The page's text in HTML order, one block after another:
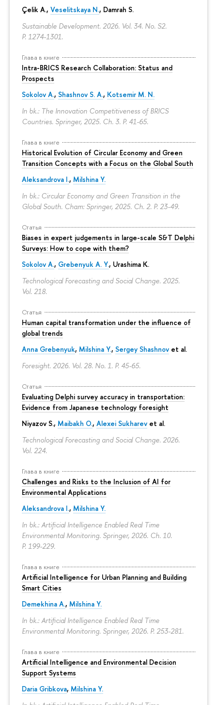
Çelik A., Veselitskaya N., Damrah S.
Sustainable Development. 2026. Vol. 34. No. S2.
P. 1274-1301.
Глава в книге
Intra-BRICS Research Collaboration: Status and
Prospects
Sokolov A., Shashnov S. A., Kotsemir M. N.
In bk.: The Innovation Competitiveness of BRICS
Countries. Springer, 2025. Ch. 3. P. 41-65.
Глава в книге
Historical Evolution of Circular Economy and Green
Transition Concepts with a Focus on the Global South
Aleksandrova I., Milshina Y.
In bk.: Circular Economy and Green Transition in the
Global South. Cham: Springer, 2025. Ch. 2. P. 23-49.
Статья
Biases in expert judgements in large-scale S&T Delphi
Surveys: How to cope with them?
Sokolov A., Grebenyuk A. Y., Urashima K.
Technological Forecasting and Social Change. 2025.
Vol. 218.
Статья
Human capital transformation under the influence of
global trends
Anna Grebenyuk, Milshina Y., Sergey Shashnov et al.
Foresight. 2026. Vol. 28. No. 1. P. 45-65.
Статья
Evaluating Delphi survey accuracy in transportation:
Evidence from Japanese technology foresight
Niyazov S., Maibakh O., Alexei Sukharev et al.
Technological Forecasting and Social Change. 2026.
Vol. 224.
Глава в книге
Challenges and Risks to the Inclusion of AI for
Environmental Applications
Aleksandrova I., Milshina Y.
In bk.: Artificial Intelligence Enabled Real Time
Environmental Monitoring. Springer, 2026. Ch. 10.
P. 199-229.
Глава в книге
Artificial Intelligence for Urban Planning and Building
Smart Cities
Demekhina A., Milshina Y.
In bk.: Artificial Intelligence Enabled Real Time
Environmental Monitoring. Springer, 2026. P. 253-281.
Глава в книге
Artificial Intelligence and Environmental Decision
Support Systems
Daria Gribkova, Milshina Y.